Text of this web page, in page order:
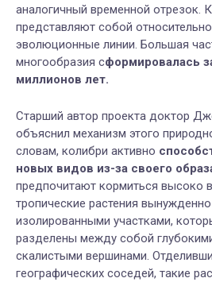
аналогичный временной отрезок.
представляют собой
эволюционные линии. Большая
многообразия сформировалась
миллионов лет.
Старший автор проекта доктор
объяснил механизм этого
словам, колибри активно
новых видов из-за своего
предпочитают кормиться высоко
тропические растения
изолированными участками,
разделены между собой
скалистыми вершинами.
географических соседей, такие